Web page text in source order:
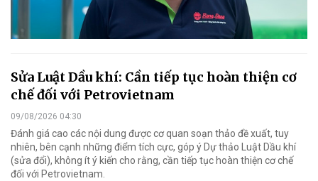
Sửa Luật Dầu khí: Cần tiếp tục hoàn thiện cơ
chế đối với Petrovietnam
09/08/2026 04:30
Đánh giá cao các nội dung được cơ quan soạn thảo đề xuất, tuy
nhiên, bên cạnh những điểm tích cực, góp ý Dự thảo Luật Dầu khí
(sửa đổi), không ít ý kiến cho rằng, cần tiếp tục hoàn thiện cơ chế
đối với Petrovietnam.